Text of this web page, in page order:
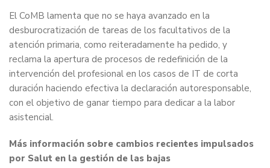
El CoMB lamenta que no se haya avanzado en la
desburocratización de tareas de los facultativos de la
atención primaria, como reiteradamente ha pedido, y
reclama la apertura de procesos de redefinición de la
intervención del profesional en los casos de IT de corta
duración haciendo efectiva la declaración autoresponsable,
con el objetivo de ganar tiempo para dedicar a la labor
asistencial.
Más información sobre cambios recientes impulsados
por Salut en la gestión de las bajas